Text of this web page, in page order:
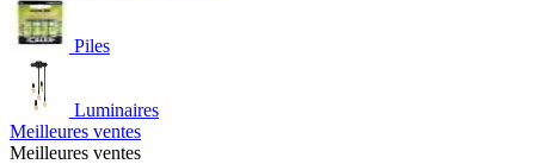
Piles
Luminaires
Meilleures ventes
Meilleures ventes